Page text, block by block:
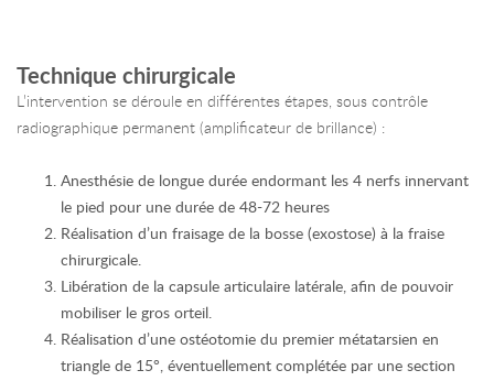
Technique chirurgicale
L’intervention se déroule en différentes étapes, sous contrôle
radiographique permanent (amplificateur de brillance) :
Anesthésie de longue durée endormant les 4 nerfs innervant
le pied pour une durée de 48-72 heures
Réalisation d’un fraisage de la bosse (exostose) à la fraise
chirurgicale.
Libération de la capsule articulaire latérale, afin de pouvoir
mobiliser le gros orteil.
Réalisation d’une ostéotomie du premier métatarsien en
triangle de 15°, éventuellement complétée par une section